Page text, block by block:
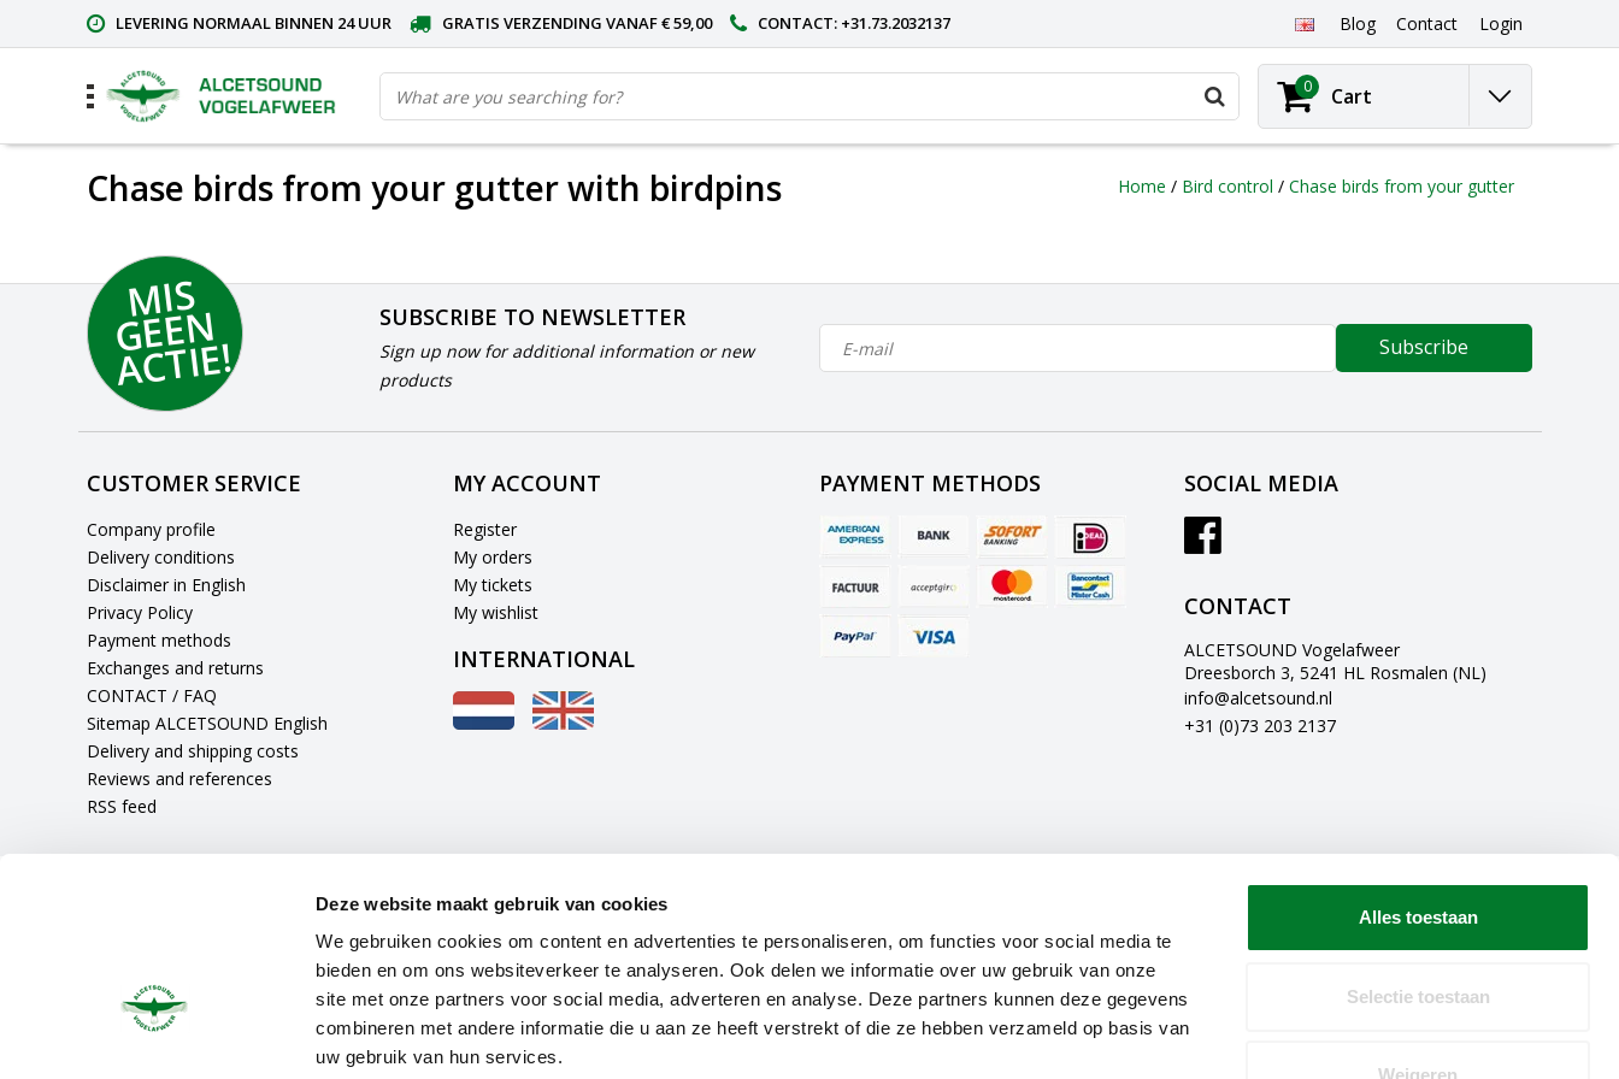
Deze website maakt gebruik van cookies
We gebruiken cookies om content en advertenties te personaliseren, om functies voor social media te
bieden en om ons websiteverkeer te analyseren. Ook delen we informatie over uw gebruik van onze
site met onze partners voor social media, adverteren en analyse. Deze partners kunnen deze gegevens
combineren met andere informatie die u aan ze heeft verstrekt of die ze hebben verzameld op basis van
uw gebruik van hun services.
Alles toestaan
Selectie toestaan
Weigeren
LEVERING NORMAAL BINNEN 24 UUR GRATIS VERZENDING VANAF € 59,00 CONTACT: +31.73.2032137 Blog Contact Login
0 Cart
Chase birds from your gutter with birdpins Home / Bird control / Chase birds from your gutter
MI
S
G
E
E
N
A
C
TI
E!
SUBSCRIBE TO NEWSLETTER
Sign up now for additional information or new
products
Subscribe
CUSTOMER SERVICE
Company profile
Delivery conditions
Disclaimer in English
Privacy Policy
Payment methods
Exchanges and returns
CONTACT / FAQ
Sitemap ALCETSOUND English
Delivery and shipping costs
Reviews and references
RSS feed
MY ACCOUNT
Register
My orders
My tickets
My wishlist
INTERNATIONAL
PAYMENT METHODS SOCIAL MEDIA
CONTACT
ALCETSOUND Vogelafweer
Dreesborch 3, 5241 HL Rosmalen (NL)
info@alcetsound.nl
+31 (0)73 203 2137